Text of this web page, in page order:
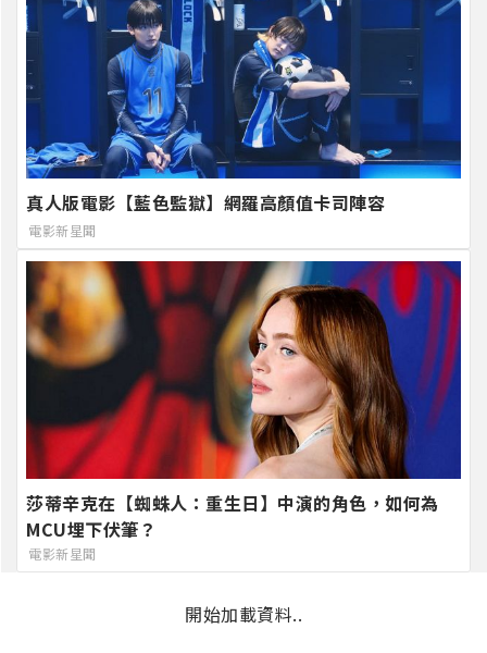
真人版電影【藍色監獄】網羅高顏值卡司陣容
電影新星聞
莎蒂辛克在【蜘蛛人：重生日】中演的角色，如何為
MCU埋下伏筆？
電影新星聞
開始加載資料..